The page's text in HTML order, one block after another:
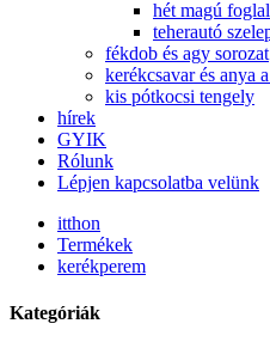
hét magú
teherautó
fékdob és agy sorozat
kerékcsavar és anya
kis pótkocsi tengely
hírek
GYIK
Rólunk
Lépjen kapcsolatba velünk
itthon
Termékek
kerékperem
Kategóriák